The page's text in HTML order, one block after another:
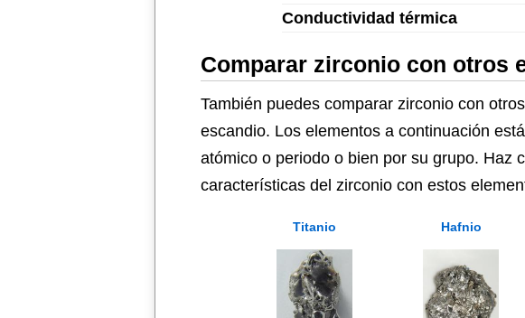
Conductividad térmica
Comparar zirconio con otros
También puedes comparar zirconio con
escandio. Los elementos a continuación
atómico o periodo o bien por su grupo. Haz
características del zirconio con estos
Titanio Hafnio